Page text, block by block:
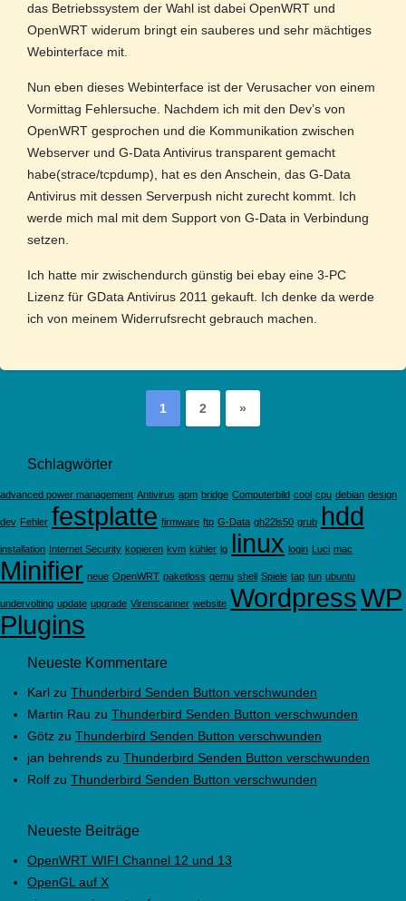
das Betriebssystem der Wahl ist dabei OpenWRT und
OpenWRT widerum bringt ein sauberes und sehr mächtiges
Webinterface mit.
Nun eben dieses Webinterface ist der Verusacher von einem
Vormittag Fehlersuche. Nachdem ich mit den Dev’s von
OpenWRT gesprochen und die Kommunikation zwischen
Webserver und G-Data Antivirus transparent gemacht
habe(strace/tcpdump), hat es den Anschein, das G-Data
Antivirus mit dessen Serverpush nicht zurecht kommt. Ich
werde mich mal mit dem Support von G-Data in Verbindung
setzen.
Ich hatte mir zwischendurch günstig bei ebay eine 3-PC
Lizenz für GData Antivirus 2011 gekauft. Ich denke da werde
ich von meinem Widerrufsrecht gebrauch machen.
1 2 »
Schlagwörter
advanced power management Antivirus apm bridge Computerbild cool cpu debian design
dev Fehler festplatte firmware ftp G-Data gh22ls50 grub hdd
installation Internet Security kopieren kvm kühler lg linux login Luci mac
Minifier neue OpenWRT paketloss qemu shell Spiele tap tun ubuntu
undervolting update upgrade Virenscanner website WordpressWP
Plugins
Neueste Kommentare
Karl zu Thunderbird Senden Button verschwunden
Martin Rau zu Thunderbird Senden Button verschwunden
Götz zu Thunderbird Senden Button verschwunden
jan behrends zu Thunderbird Senden Button verschwunden
Rolf zu Thunderbird Senden Button verschwunden
Neueste Beiträge
OpenWRT WIFI Channel 12 und 13
OpenGL auf X